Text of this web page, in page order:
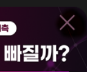
약관
(서초동, 제일빌딩)